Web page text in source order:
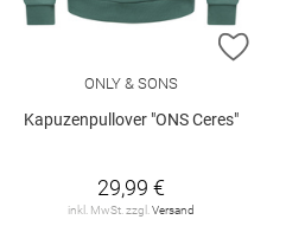
HINZUFÜGEN ZUR
ONLY & SONS
Kapuzenpullover "ONS Ceres"
29,99 €
inkl. MwSt. zzgl.Versand